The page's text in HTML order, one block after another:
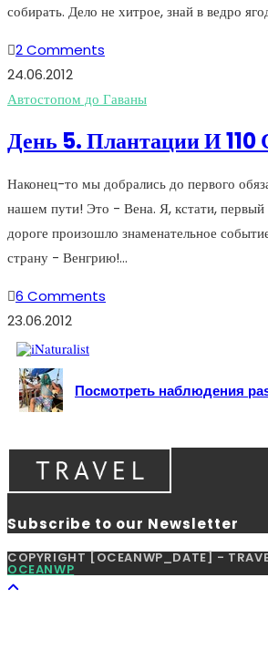
собирать. Дело не хитрое, знай в ведро
2 Comments
24.06.2012
Автостопом до Гаваны
День 5. Плантации И 110
Наконец-то мы добрались до первого
нашем пути! Это - Вена. Я, кстати, первый
дороге произошло знаменательное
страну - Венгрию!…
6 Comments
23.06.2012
Посмотреть наблюдения
Subscribe to our Newsletter
COPYRIGHT [OCEANWP_DATE] -
OCEANWP